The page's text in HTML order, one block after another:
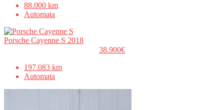
88.000 km
Automata
38.900€
Porsche Cayenne S 2018
197.083 km
Automata